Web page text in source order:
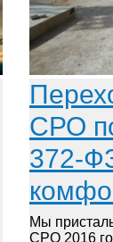
СРО
372-
Мы
СРО 2016